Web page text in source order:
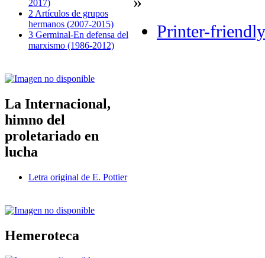
2017)
2 Artículos de grupos
hermanos (2007-2015)
3 Germinal-En defensa del
marxismo (1986-2012)
La Internacional,
himno del
proletariado en
lucha
Letra original de E. Pottier
Hemeroteca
Printer-